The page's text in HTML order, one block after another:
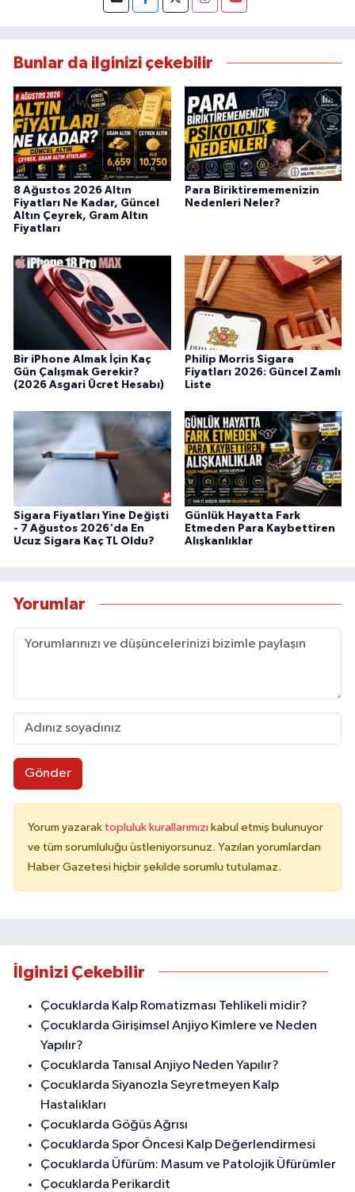
Bunlar da ilginizi çekebilir
8 Ağustos 2026 Altın
Fiyatları Ne Kadar, Güncel
Altın Çeyrek, Gram Altın
Fiyatları
Para Biriktirememenizin
Nedenleri Neler?
Bir iPhone Almak İçin Kaç
Gün Çalışmak Gerekir?
(2026 Asgari Ücret Hesabı)
Philip Morris Sigara
Fiyatları 2026: Güncel Zamlı
Liste
Sigara Fiyatları Yine Değişti
- 7 Ağustos 2026'da En
Ucuz Sigara Kaç TL Oldu?
Günlük Hayatta Fark
Etmeden Para Kaybettiren
Alışkanlıklar
Yorumlar
Gönder
Yorum yazarak topluluk kurallarımızı kabul etmiş bulunuyor
ve tüm sorumluluğu üstleniyorsunuz. Yazılan yorumlardan
Haber Gazetesi hiçbir şekilde sorumlu tutulamaz.
İlginizi Çekebilir
Çocuklarda Kalp Romatizması Tehlikeli midir?
Çocuklarda Girişimsel Anjiyo Kimlere ve Neden
Yapılır?
Çocuklarda Tanısal Anjiyo Neden Yapılır?
Çocuklarda Siyanozla Seyretmeyen Kalp
Hastalıkları
Çocuklarda Göğüs Ağrısı
Çocuklarda Spor Öncesi Kalp Değerlendirmesi
Çocuklarda Üfürüm: Masum ve Patolojik Üfürümler
Çocuklarda Perikardit